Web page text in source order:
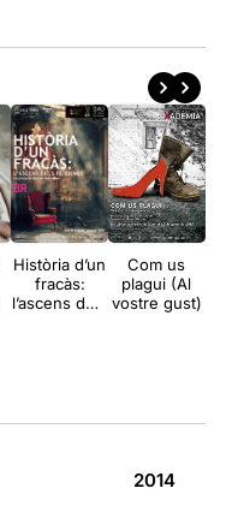
Història d’un
fracàs:
l’ascens dels
Com us
plagui (Al
vostre gust)
2014